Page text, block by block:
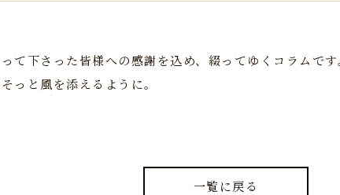
て下さった皆様への感謝を込め、綴ってゆくコラムです
っと風を添えるように。
一覧に戻る